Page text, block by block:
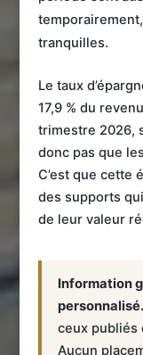
tranquilles.
Le taux
17,9 % du
trimestre 2026,
donc pas que
C’est que cette
des supports
de leur valeur
Information
personnalisé.
ceux publiés
Aucun